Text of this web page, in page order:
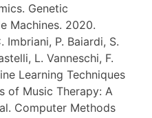
Genetic
Machines. 2020.
Imbriani, P. Baiardi, S.
L. Vanneschi, F.
Learning Techniques
of Music Therapy: A
Computer Methods